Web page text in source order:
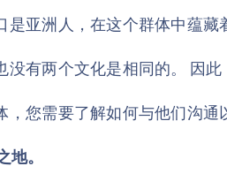
亚洲人，在这个群体中蕴
有两个文化是相同的。 因
您需要了解如何与他们沟通
。